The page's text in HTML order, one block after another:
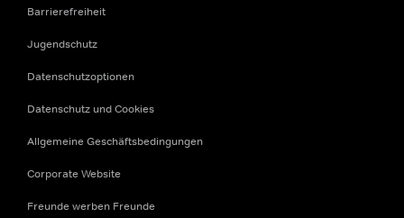
Barrierefreiheit
Jugendschutz
Datenschutzoptionen
Datenschutz und Cookies
Allgemeine Geschäftsbedingungen
Corporate Website
Freunde werben Freunde